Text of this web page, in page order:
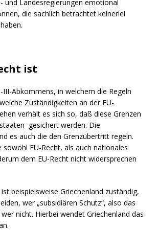
und Landesregierungen emotional
die sachlich betrachtet keinerlei
ist
Abkommens, in welchem die Regeln
Zuständigkeiten an der EU-
verhält es sich so, daß diese Grenzen
gesichert werden. Die
es auch die den Grenzübertritt regeln.
sowohl EU-Recht, als auch nationales
dem EU-Recht nicht widersprechen
beispielsweise Griechenland zuständig,
wer „subsidiären Schutz“, also das
nicht. Hierbei wendet Griechenland das